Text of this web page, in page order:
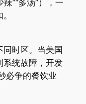
”“多汤”），一
时区。当美国
系统故障，开发
必争的餐饮业